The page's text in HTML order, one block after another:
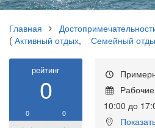
Главная
( Активный отдых, Семейный
рейтинг
0
0 0
10:00 до